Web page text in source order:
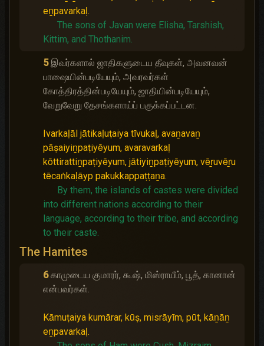
eṉpavarkaḷ.
The sons of Javan were Elisha, Tarshish,
Kittim, and Thothanim.
5 இவர்களால் ஜாதிகளுடைய தீவுகள், அவனவன்
பாஷையின்படியேயும், அவரவர்கள்
கோத்திரத்தின்படியேயும், ஜாதியின்படியேயும்,
வேறுவேறு தேசங்களாய்ப் பகுக்கப்பட்டன.
Ivarkaḷāl jātikaḷuṭaiya tīvukaḷ, avaṉavaṉ
pāṣaiyiṉpaṭiyēyum, avaravarkaḷ
kōttirattiṉpaṭiyēyum, jātiyiṉpaṭiyēyum, vēṟuvēṟu
tēcaṅkaḷāyp pakukkappaṭṭaṉa.
By them, the islands of castes were divided
into different nations according to their
language, according to their tribe, and according
to their caste.
The Hamites
6 காமுடைய குமாரர், கூஷ், மிஸ்ராயீம், பூத், கானான்
என்பவர்கள்.
Kāmuṭaiya kumārar, kūṣ, misrāyīm, pūt, kāṉāṉ
eṉpavarkaḷ.